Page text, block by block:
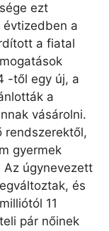
ezt
évtizedben a
a fiatal
-től egy új, a
a
vásárolni.
rendszerektől,
gyermek
Az úgynevezett
és
11
pár nőinek